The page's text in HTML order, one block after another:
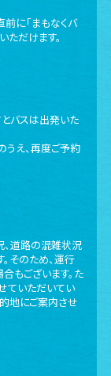
に「まもなくバ
ただけます。
バスは出発いた
え、再度ご予約
道路の混雑状況
そのため、運行
もございます。た
ていただいてい
地にご案内させ